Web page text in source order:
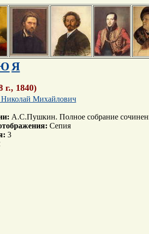
Я
1840)
Михайлович
А.С.Пушкин. Полное собрание
Сепия
3